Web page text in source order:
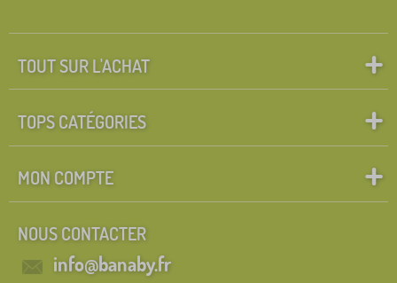
TOUT SUR L'ACHAT
TOPS CATÉGORIES
MON COMPTE
NOUS CONTACTER
info@banaby.fr